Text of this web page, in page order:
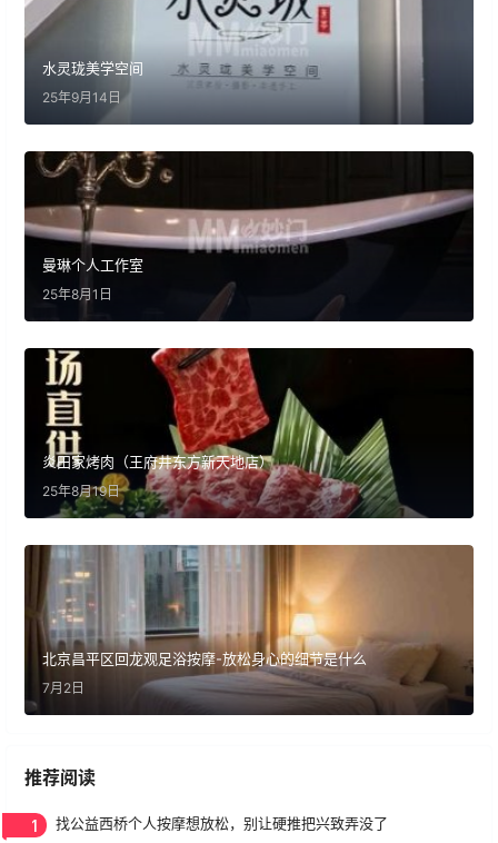
水灵珑美学空间
25年9月14日
曼琳个人工作室
25年8月1日
炎田家烤肉（王府井东方新天地店）
25年8月19日
北京昌平区回龙观足浴按摩-放松身心的细节是什么
7月2日
推荐阅读
1 找公益西桥个人按摩想放松，别让硬推把兴致弄没了